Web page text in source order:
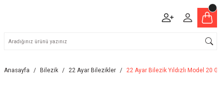
Anasayfa Bilezik 22 Ayar Bilezikler 22 Ayar Bilezik Yıldızlı Model 20